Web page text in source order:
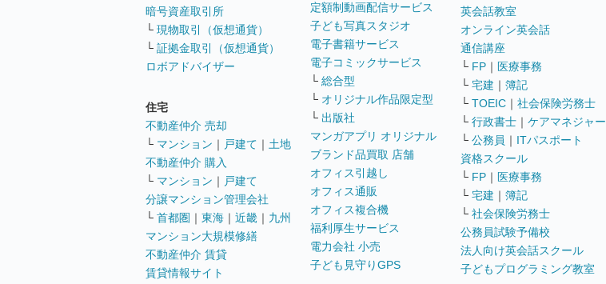
暗号資産取引所
└ 現物取引（仮想通貨）
└ 証拠金取引（仮想通貨）
ロボアドバイザー
住宅
不動産仲介 売却
└ マンション ｜ 戸建て ｜ 土地
不動産仲介 購入
└ マンション ｜ 戸建て
分譲マンション管理会社
└ 首都圏 ｜ 東海 ｜ 近畿 ｜ 九州
マンション大規模修繕
不動産仲介 賃貸
賃貸情報サイト
定額制動画配信サービス
子ども写真スタジオ
電子書籍サービス
電子コミックサービス
└ 総合型
└ オリジナル作品限定型
└ 出版社
マンガアプリ オリジナル
ブランド品買取 店舗
オフィス引越し
オフィス通販
オフィス複合機
福利厚生サービス
電力会社 小売
子ども見守りGPS
英会話教室
オンライン英会話
通信講座
└ FP ｜ 医療事務
└ 宅建 ｜ 簿記
└ TOEIC ｜ 社会保険労務士
└ 行政書士 ｜ ケアマネジャー
└ 公務員 ｜ ITパスポート
資格スクール
└ FP ｜ 医療事務
└ 宅建 ｜ 簿記
└ 社会保険労務士
公務員試験予備校
法人向け英会話スクール
子どもプログラミング教室